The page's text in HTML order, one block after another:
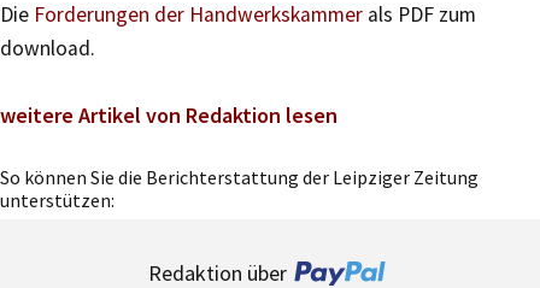
Die Forderungen der Handwerkskammer als PDF zum
download.
weitere Artikel von Redaktion lesen
So können Sie die Berichterstattung der Leipziger Zeitung
unterstützen:
Redaktion über